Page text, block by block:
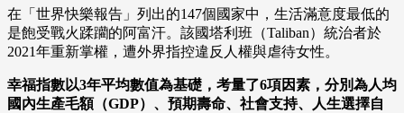
在「世界快樂報告」列出的147個國家中，生活滿意度最低的
是飽受戰火蹂躪的阿富汗。該國塔利班（Taliban）統治者於
2021年重新掌權，遭外界指控違反人權與虐待女性。
幸福指數以3年平均數值為基礎，考量了6項因素，分別為人均
國內生產毛額（GDP）、預期壽命、社會支持、人生選擇自